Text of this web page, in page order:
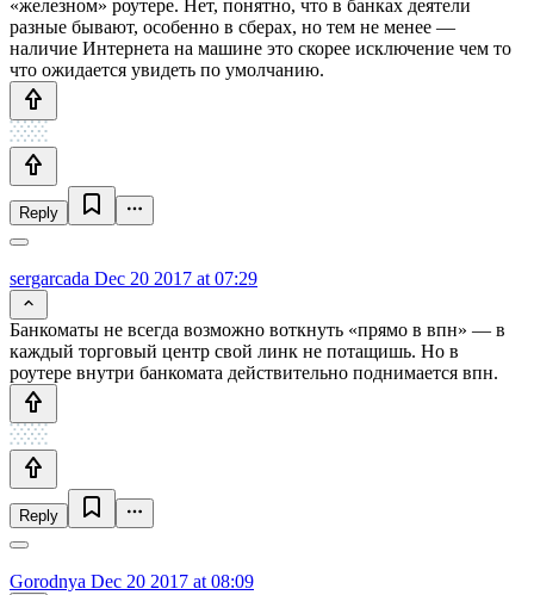
«железном» роутере. Нет, понятно, что в банках деятели
разные бывают, особенно в сберах, но тем не менее —
наличие Интернета на машине это скорее исключение чем то
что ожидается увидеть по умолчанию.
Reply
sergarcada Dec 20 2017 at 07:29
Банкоматы не всегда возможно воткнуть «прямо в впн» — в
каждый торговый центр свой линк не потащишь. Но в
роутере внутри банкомата действительно поднимается впн.
Reply
Gorodnya Dec 20 2017 at 08:09